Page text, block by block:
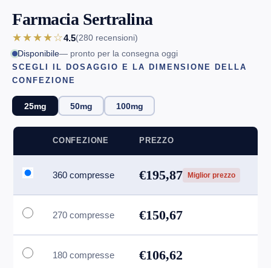
Farmacia Sertralina
★★★★☆4.5(280 recensioni)
Disponibile— pronto per la consegna oggi
SCEGLI IL DOSAGGIO E LA DIMENSIONE DELLA
CONFEZIONE
25mg 50mg 100mg
CONFEZIONE PREZZO
360 compresse €195,87 Miglior prezzo
270 compresse €150,67
180 compresse €106,62